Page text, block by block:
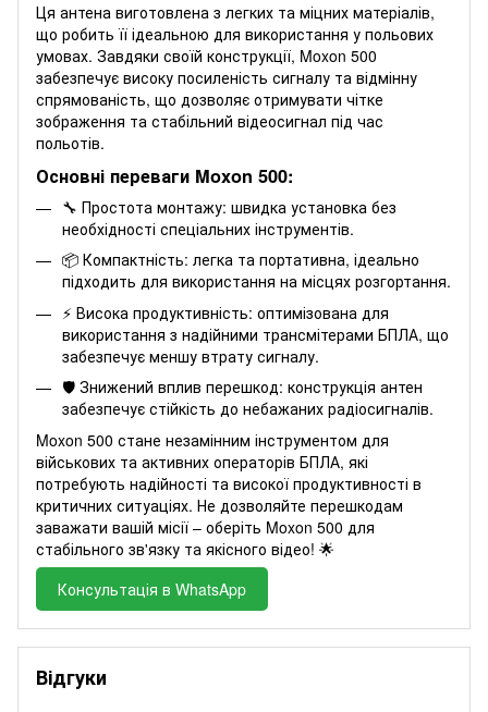
Ця антена виготовлена з легких та міцних матеріалів,
що робить її ідеальною для використання у польових
умовах. Завдяки своїй конструкції, Moxon 500
забезпечує високу посиленість сигналу та відмінну
спрямованість, що дозволяє отримувати чітке
зображення та стабільний відеосигнал під час
польотів.
Основні переваги Moxon 500:
🔧 Простота монтажу: швидка установка без
необхідності спеціальних інструментів.
📦 Компактність: легка та портативна, ідеально
підходить для використання на місцях розгортання.
⚡ Висока продуктивність: оптимізована для
використання з надійними трансмітерами БПЛА, що
забезпечує меншу втрату сигналу.
🛡️ Знижений вплив перешкод: конструкція антен
забезпечує стійкість до небажаних радіосигналів.
Moxon 500 стане незамінним інструментом для
військових та активних операторів БПЛА, які
потребують надійності та високої продуктивності в
критичних ситуаціях. Не дозволяйте перешкодам
заважати вашій місії – оберіть Moxon 500 для
стабільного зв'язку та якісного відео! 🌟
Консультація в WhatsApp
Відгуки